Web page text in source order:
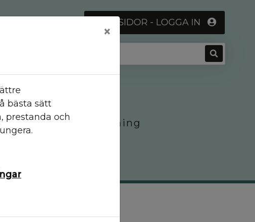
MINA SIDOR - LOGGA IN
andrahandsuthyrning
×
bästa sätt
prestanda och